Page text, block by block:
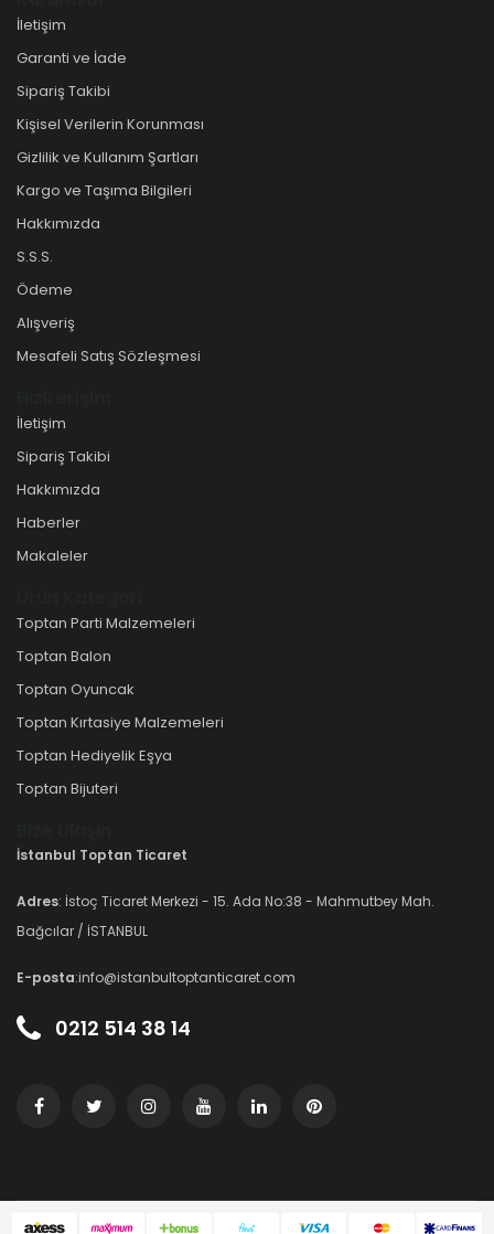
İletişim
Garanti ve İade
Sipariş Takibi
Kişisel Verilerin Korunması
Gizlilik ve Kullanım Şartları
Kargo ve Taşıma Bilgileri
Hakkımızda
S.S.S.
Ödeme
Alışveriş
Mesafeli Satış Sözleşmesi
İletişim
Sipariş Takibi
Hakkımızda
Haberler
Makaleler
Toptan Parti Malzemeleri
Toptan Balon
Toptan Oyuncak
Toptan Kırtasiye Malzemeleri
Toptan Hediyelik Eşya
Toptan Bijuteri
İstanbul Toptan Ticaret
Adres: İstoç Ticaret Merkezi - 15. Ada No:38 - Mahmutbey Mah.
Bağcılar / İSTANBUL
E-posta:info@istanbultoptanticaret.com
0212 514 38 14